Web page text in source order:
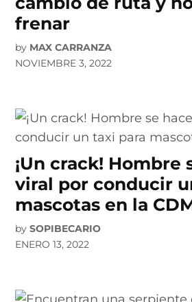
frenar
by MAX CARRANZA
NOVIEMBRE 3, 2022
¡Un crack! Hombre
viral por conducir
mascotas en la
by SOPIBECARIO
ENERO 13, 2022